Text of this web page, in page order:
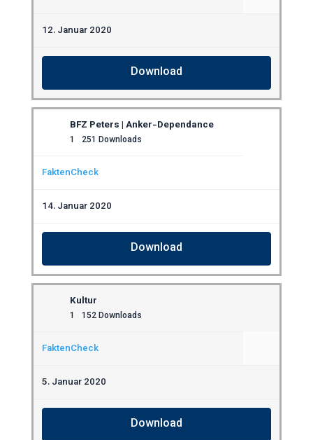
12. Januar 2020
Download
BFZ Peters | Anker-Dependance
1 251 Downloads
FaktenCheck
14. Januar 2020
Download
Kultur
1 152 Downloads
FaktenCheck
5. Januar 2020
Download